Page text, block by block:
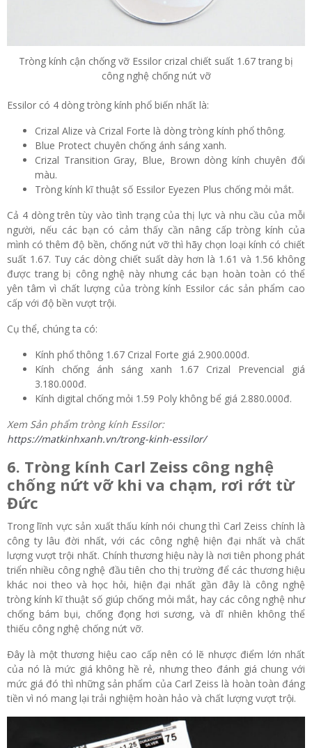
Tròng kính cận chống vỡ Essilor crizal chiết suất 1.67 trang bị
công nghệ chống nứt vỡ
Essilor có 4 dòng tròng kính phổ biến nhất là:
Crizal Alize và Crizal Forte là dòng tròng kính phổ thông.
Blue Protect chuyên chống ánh sáng xanh.
Crizal Transition Gray, Blue, Brown dòng kính chuyên đổi
màu.
Tròng kính kĩ thuật số Essilor Eyezen Plus chống mỏi mắt.
Cả 4 dòng trên tùy vào tình trạng của thị lực và nhu cầu của mỗi
người, nếu các bạn có cảm thấy cần nâng cấp tròng kính của
mình có thêm độ bền, chống nứt vỡ thì hãy chọn loại kính có chiết
suất 1.67. Tuy các dòng chiết suất dày hơn là 1.61 và 1.56 không
được trang bị công nghệ này nhưng các bạn hoàn toàn có thể
yên tâm vì chất lượng của tròng kính Essilor các sản phẩm cao
cấp với độ bền vượt trội.
Cụ thể, chúng ta có:
Kính phổ thông 1.67 Crizal Forte giá 2.900.000đ.
Kính chống ánh sáng xanh 1.67 Crizal Prevencial giá
3.180.000đ.
Kính digital chống mỏi 1.59 Poly không bể giá 2.880.000đ.
Xem Sản phẩm tròng kính Essilor:
https://matkinhxanh.vn/trong-kinh-essilor/
6. Tròng kính Carl Zeiss công nghệ
chống nứt vỡ khi va chạm, rơi rớt từ
Đức
Trong lĩnh vực sản xuất thấu kính nói chung thì Carl Zeiss chính là
công ty lâu đời nhất, với các công nghệ hiện đại nhất và chất
lượng vượt trội nhất. Chính thương hiệu này là nơi tiên phong phát
triển nhiều công nghệ đầu tiên cho thị trường để các thương hiệu
khác noi theo và học hỏi, hiện đại nhất gần đây là công nghệ
tròng kính kĩ thuật số giúp chống mỏi mắt, hay các công nghệ như
chống bám bụi, chống đọng hơi sương, và dĩ nhiên không thể
thiếu công nghệ chống nứt vỡ.
Đây là một thương hiệu cao cấp nên có lẽ nhược điểm lớn nhất
của nó là mức giá không hề rẻ, nhưng theo đánh giá chung với
mức giá đó thì những sản phẩm của Carl Zeiss là hoàn toàn đáng
tiền vì nó mang lại trải nghiệm hoàn hảo và chất lượng vượt trội.